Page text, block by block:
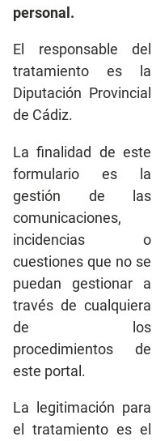
personal.
El responsable del
tratamiento es la
Diputación Provincial
de Cádiz.
La finalidad de este
formulario es la
gestión de las
comunicaciones,
incidencias o
cuestiones que no se
puedan gestionar a
través de cualquiera
de los
procedimientos de
este portal.
La legitimación para
el tratamiento es el